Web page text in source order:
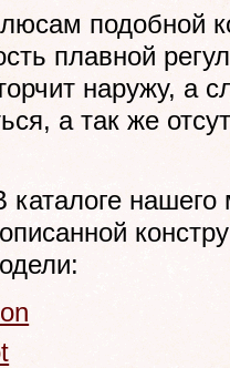
подобной
плавной
наружу, а
а так же
каталоге нашего